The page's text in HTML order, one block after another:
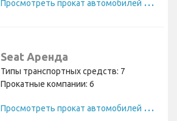
Seat Аренда
Типы транспортных средств: 7
Прокатные компании: 6
П
росмотреть прокат автомобилей Seat